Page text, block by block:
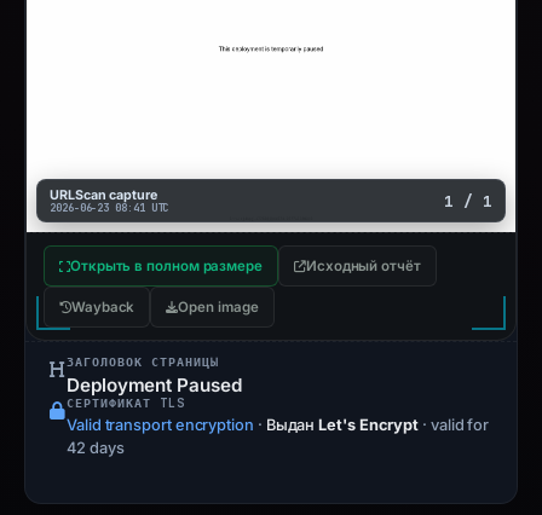
URLScan capture
2026-06-23 08:41 UTC 1 / 1
Открыть в полном размере Исходный отчёт
Wayback Open image
ЗАГОЛОВОК СТРАНИЦЫ
Deployment Paused
СЕРТИФИКАТ TLS
Valid transport encryption · ВыданLet's Encrypt · valid for
42 days